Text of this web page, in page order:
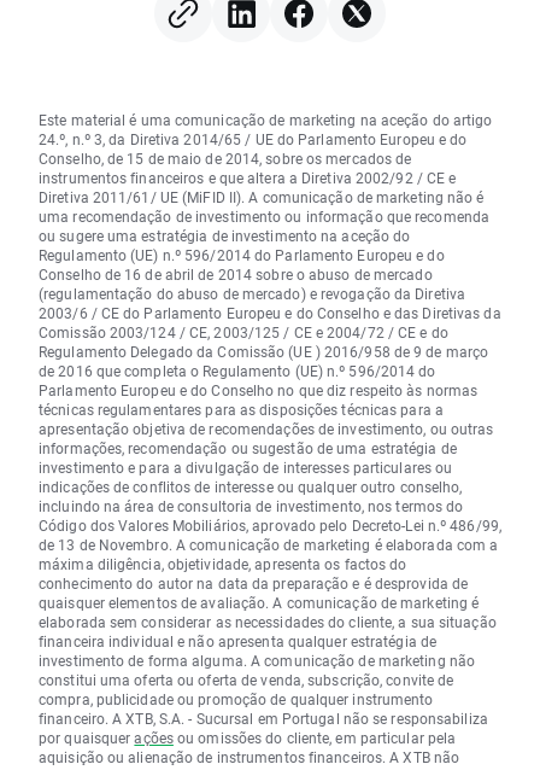
Este material é uma comunicação de marketing na aceção do artigo
24.º, n.º 3, da Diretiva 2014/65 / UE do Parlamento Europeu e do
Conselho, de 15 de maio de 2014, sobre os mercados de
instrumentos financeiros e que altera a Diretiva 2002/92 / CE e
Diretiva 2011/61/ UE (MiFID II). A comunicação de marketing não é
uma recomendação de investimento ou informação que recomenda
ou sugere uma estratégia de investimento na aceção do
Regulamento (UE) n.º 596/2014 do Parlamento Europeu e do
Conselho de 16 de abril de 2014 sobre o abuso de mercado
(regulamentação do abuso de mercado) e revogação da Diretiva
2003/6 / CE do Parlamento Europeu e do Conselho e das Diretivas da
Comissão 2003/124 / CE, 2003/125 / CE e 2004/72 / CE e do
Regulamento Delegado da Comissão (UE ) 2016/958 de 9 de março
de 2016 que completa o Regulamento (UE) n.º 596/2014 do
Parlamento Europeu e do Conselho no que diz respeito às normas
técnicas regulamentares para as disposições técnicas para a
apresentação objetiva de recomendações de investimento, ou outras
informações, recomendação ou sugestão de uma estratégia de
investimento e para a divulgação de interesses particulares ou
indicações de conflitos de interesse ou qualquer outro conselho,
incluindo na área de consultoria de investimento, nos termos do
Código dos Valores Mobiliários, aprovado pelo Decreto-Lei n.º 486/99,
de 13 de Novembro. A comunicação de marketing é elaborada com a
máxima diligência, objetividade, apresenta os factos do
conhecimento do autor na data da preparação e é desprovida de
quaisquer elementos de avaliação. A comunicação de marketing é
elaborada sem considerar as necessidades do cliente, a sua situação
financeira individual e não apresenta qualquer estratégia de
investimento de forma alguma. A comunicação de marketing não
constitui uma oferta ou oferta de venda, subscrição, convite de
compra, publicidade ou promoção de qualquer instrumento
financeiro. A XTB, S.A. - Sucursal em Portugal não se responsabiliza
por quaisqueraçõesou omissões do cliente, em particular pela
aquisição ou alienação de instrumentos financeiros. A XTB não